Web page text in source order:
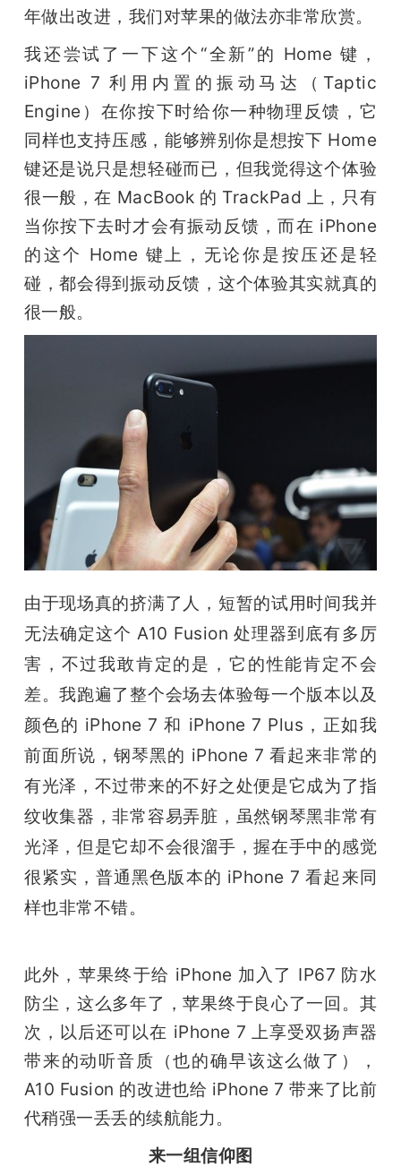
年做出改进，我们对苹果的做法亦非常欣赏。
我还尝试了一下这个“全新”的 Home 键，
iPhone 7 利用内置的振动马达（Taptic
Engine）在你按下时给你一种物理反馈，它
同样也支持压感，能够辨别你是想按下 Home
键还是说只是想轻碰而已，但我觉得这个体验
很一般，在 MacBook 的 TrackPad 上，只有
当你按下去时才会有振动反馈，而在 iPhone
的这个 Home 键上，无论你是按压还是轻
碰，都会得到振动反馈，这个体验其实就真的
很一般。
由于现场真的挤满了人，短暂的试用时间我并
无法确定这个 A10 Fusion 处理器到底有多厉
害，不过我敢肯定的是，它的性能肯定不会
差。我跑遍了整个会场去体验每一个版本以及
颜色的 iPhone 7 和 iPhone 7 Plus，正如我
前面所说，钢琴黑的 iPhone 7 看起来非常的
有光泽，不过带来的不好之处便是它成为了指
纹收集器，非常容易弄脏，虽然钢琴黑非常有
光泽，但是它却不会很溜手，握在手中的感觉
很紧实，普通黑色版本的 iPhone 7 看起来同
样也非常不错。
此外，苹果终于给 iPhone 加入了 IP67 防水
防尘，这么多年了，苹果终于良心了一回。其
次，以后还可以在 iPhone 7 上享受双扬声器
带来的动听音质（也的确早该这么做了），
A10 Fusion 的改进也给 iPhone 7 带来了比前
代稍强一丢丢的续航能力。
来一组信仰图